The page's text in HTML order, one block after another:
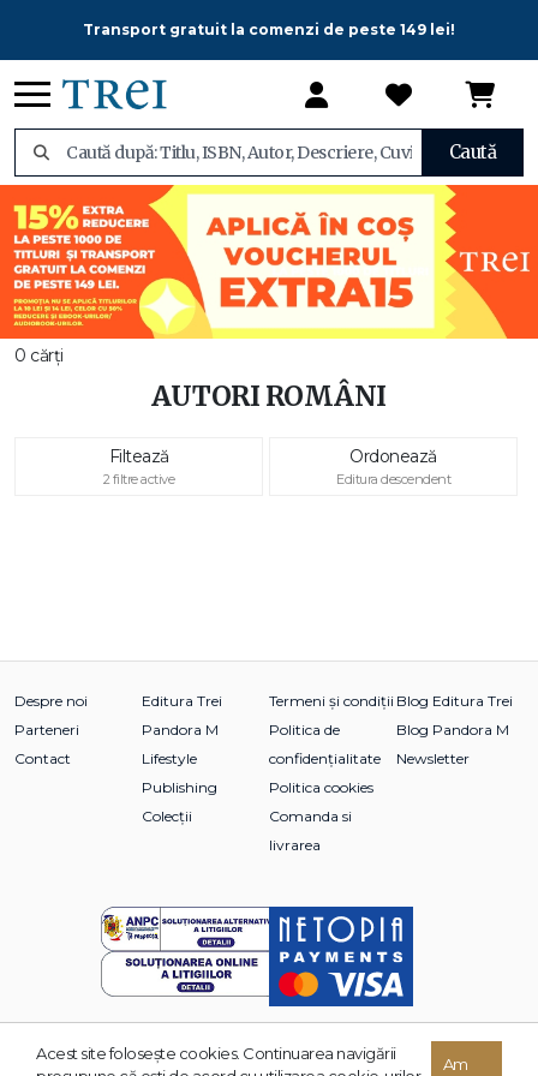
Transport gratuit la comenzi de peste 149 lei!
Caută
0 cărți
AUTORI ROMÂNI
Filtează
2 filtre active
Ordonează
Editura descendent
Despre noi
Parteneri
Contact
Editura Trei
Pandora M
Lifestyle
Publishing
Colecții
Termeni și condiții
Politica de
confidențialitate
Politica cookies
Comanda si
livrarea
Blog Editura Trei
Blog Pandora M
Newsletter
© 2026 Grupul Editorial TREI. Toate drepturile rezervate.
Acest site foloseşte cookies. Continuarea navigării
Am